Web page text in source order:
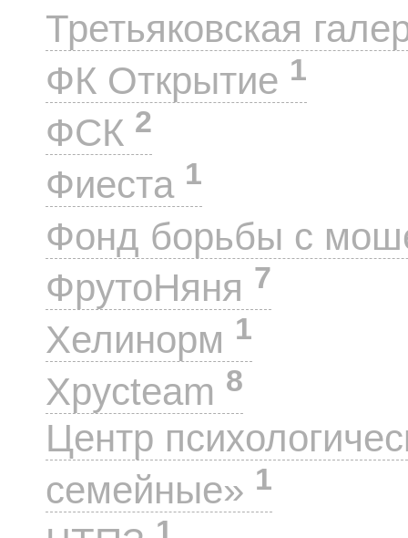
Третьяковская
ФК Открытие 1
ФСК 2
Фиеста 1
Фонд борьбы с
ФрутоНяня 7
Хелинорм 1
Хрусteam 8
Центр
семейные» 1
1